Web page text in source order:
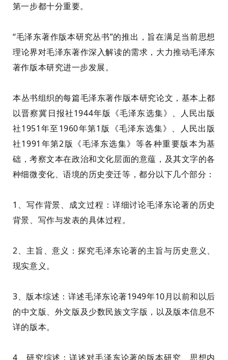
第一步都十分重要。
“毛泽东著作版本研究丛书”的推出，旨在满足当前思想
理论界对毛泽东著作深入解读的需求，大力推动毛泽东
著作版本研究进一步发展。
本丛书组织的每篇毛泽东著作版本研究论文，基本上都
以晋察冀日报社1944年版《毛泽东选集》、人民出版
社1951年至1960年第1版《毛泽东选集》、人民出版
社1991年第2版《毛泽东选集》等各种重要版本为基
础，考察文本在政治和文化层面的意蕴，及其文字的各
种细微变化、语境的历史变迁等，都分以下几个部分：
1、写作背景、成文过程：详细讨论毛泽东论著的历史
背景、写作与发表的具体过程。
2、主旨、意义：探究毛泽东论著的主旨与历史意义、
现实意义。
3、版本综述：详述毛泽东论著1949年10月以前和以后
的中文版、外文版及少数民族文字版，以及版本信息不
详的版本。
4、研究综述：详述对毛泽东论著的版本研究、思想内